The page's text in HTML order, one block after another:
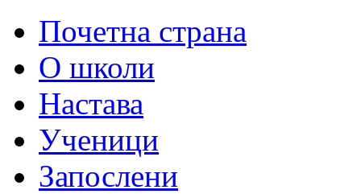
Почетна страна
О школи
Настава
Ученици
Запослени